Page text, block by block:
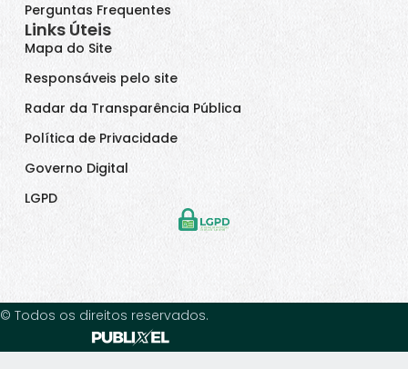
Perguntas Frequentes
Links Úteis
Mapa do Site
Responsáveis pelo site
Radar da Transparência Pública
Política de Privacidade
Governo Digital
LGPD
© Todos os direitos reservados.